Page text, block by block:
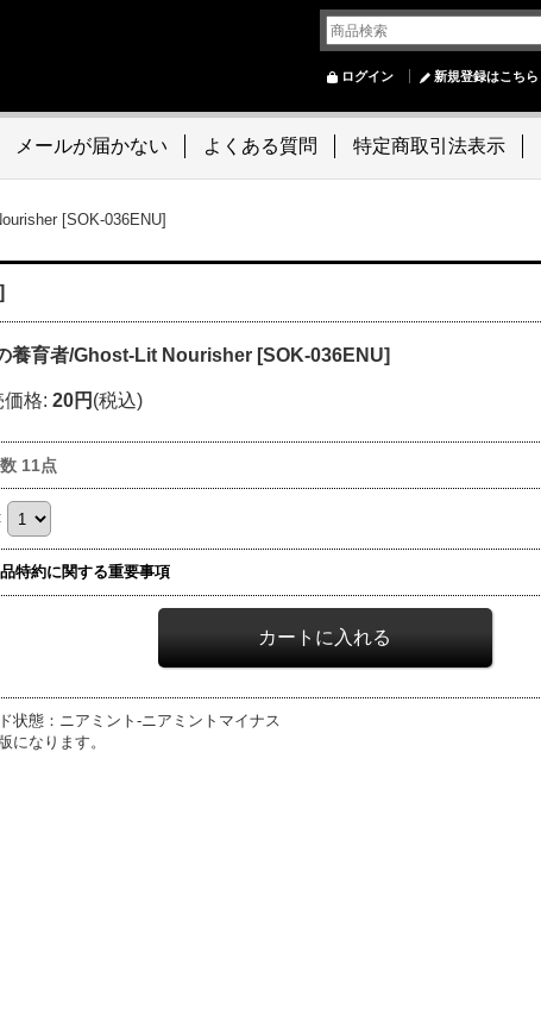
ログイン 新規登録はこちら
メールが届かない よくある質問 特定商取引法表示
[SOK-036ENU]
養育者/Ghost-Lit Nourisher [SOK-036ENU]
価格: 20円 (税込)
11点
:
特約に関する重要事項
状態：ニアミント-ニアミントマイナス
になります。